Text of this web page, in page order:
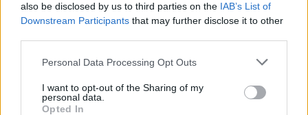
also be disclosed by us to third parties on the IAB’s List of
Downstream Participants that may further disclose it to other
Personal Data Processing Opt Outs
I want to opt-out of the Sharing of my
personal data.
Opted In
⇑
Biographie
Albums & Chansons
Corrections & commentaires
Pour prolonger le plaisir musical :